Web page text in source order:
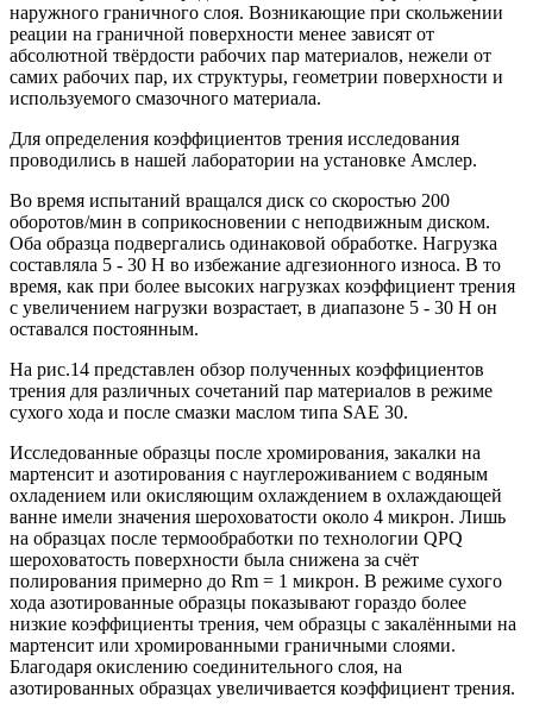
наружного граничного слоя. Возникающие при скольжении
реации на граничной поверхности менее зависят от
абсолютной твёрдости рабочих пар материалов, нежели от
самих рабочих пар, их структуры, геометрии поверхности и
используемого смазочного материала.
Для определения коэффициентов трения исследования
проводились в нашей лаборатории на установке Амслер.
Во время испытаний вращался диск со скоростью 200
оборотов/мин в соприкосновении с неподвижным диском.
Оба образца подвергались одинаковой обработке. Нагрузка
составляла 5 - 30 Н во избежание адгезионного износа. В то
время, как при более высоких нагрузках коэффициент трения
с увеличением нагрузки возрастает, в диапазоне 5 - 30 Н он
оставался постоянным.
На рис.14 представлен обзор полученных коэффициентов
трения для различных сочетаний пар материалов в режиме
сухого хода и после смазки маслом типа SAE 30.
Исследованные образцы после хромирования, закалки на
мартенсит и азотирования с науглероживанием с водяным
охладением или окисляющим охлаждением в охлаждающей
ванне имели значения шероховатости около 4 микрон. Лишь
на образцах после термообработки по технологии QPQ
шероховатость поверхности была снижена за счёт
полирования примерно до Rm = 1 микрон. В режиме сухого
хода азотированные образцы показывают гораздо более
низкие коэффициенты трения, чем образцы с закалёнными на
мартенсит или хромированными граничными слоями.
Благодаря окислению соединительного слоя, на
азотированных образцах увеличивается коэффициент трения.